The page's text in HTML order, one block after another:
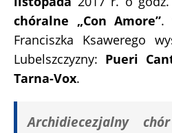
chóralne „Con Amore”.
Franciszka Ksawerego
Lubelszczyzny: Pueri
Tarna-Vox.
Archidiecezjalny